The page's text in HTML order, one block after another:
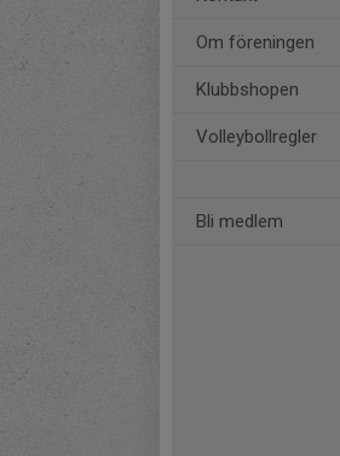
Om föreningen
Klubbshopen
Volleybollregler
Bli medlem